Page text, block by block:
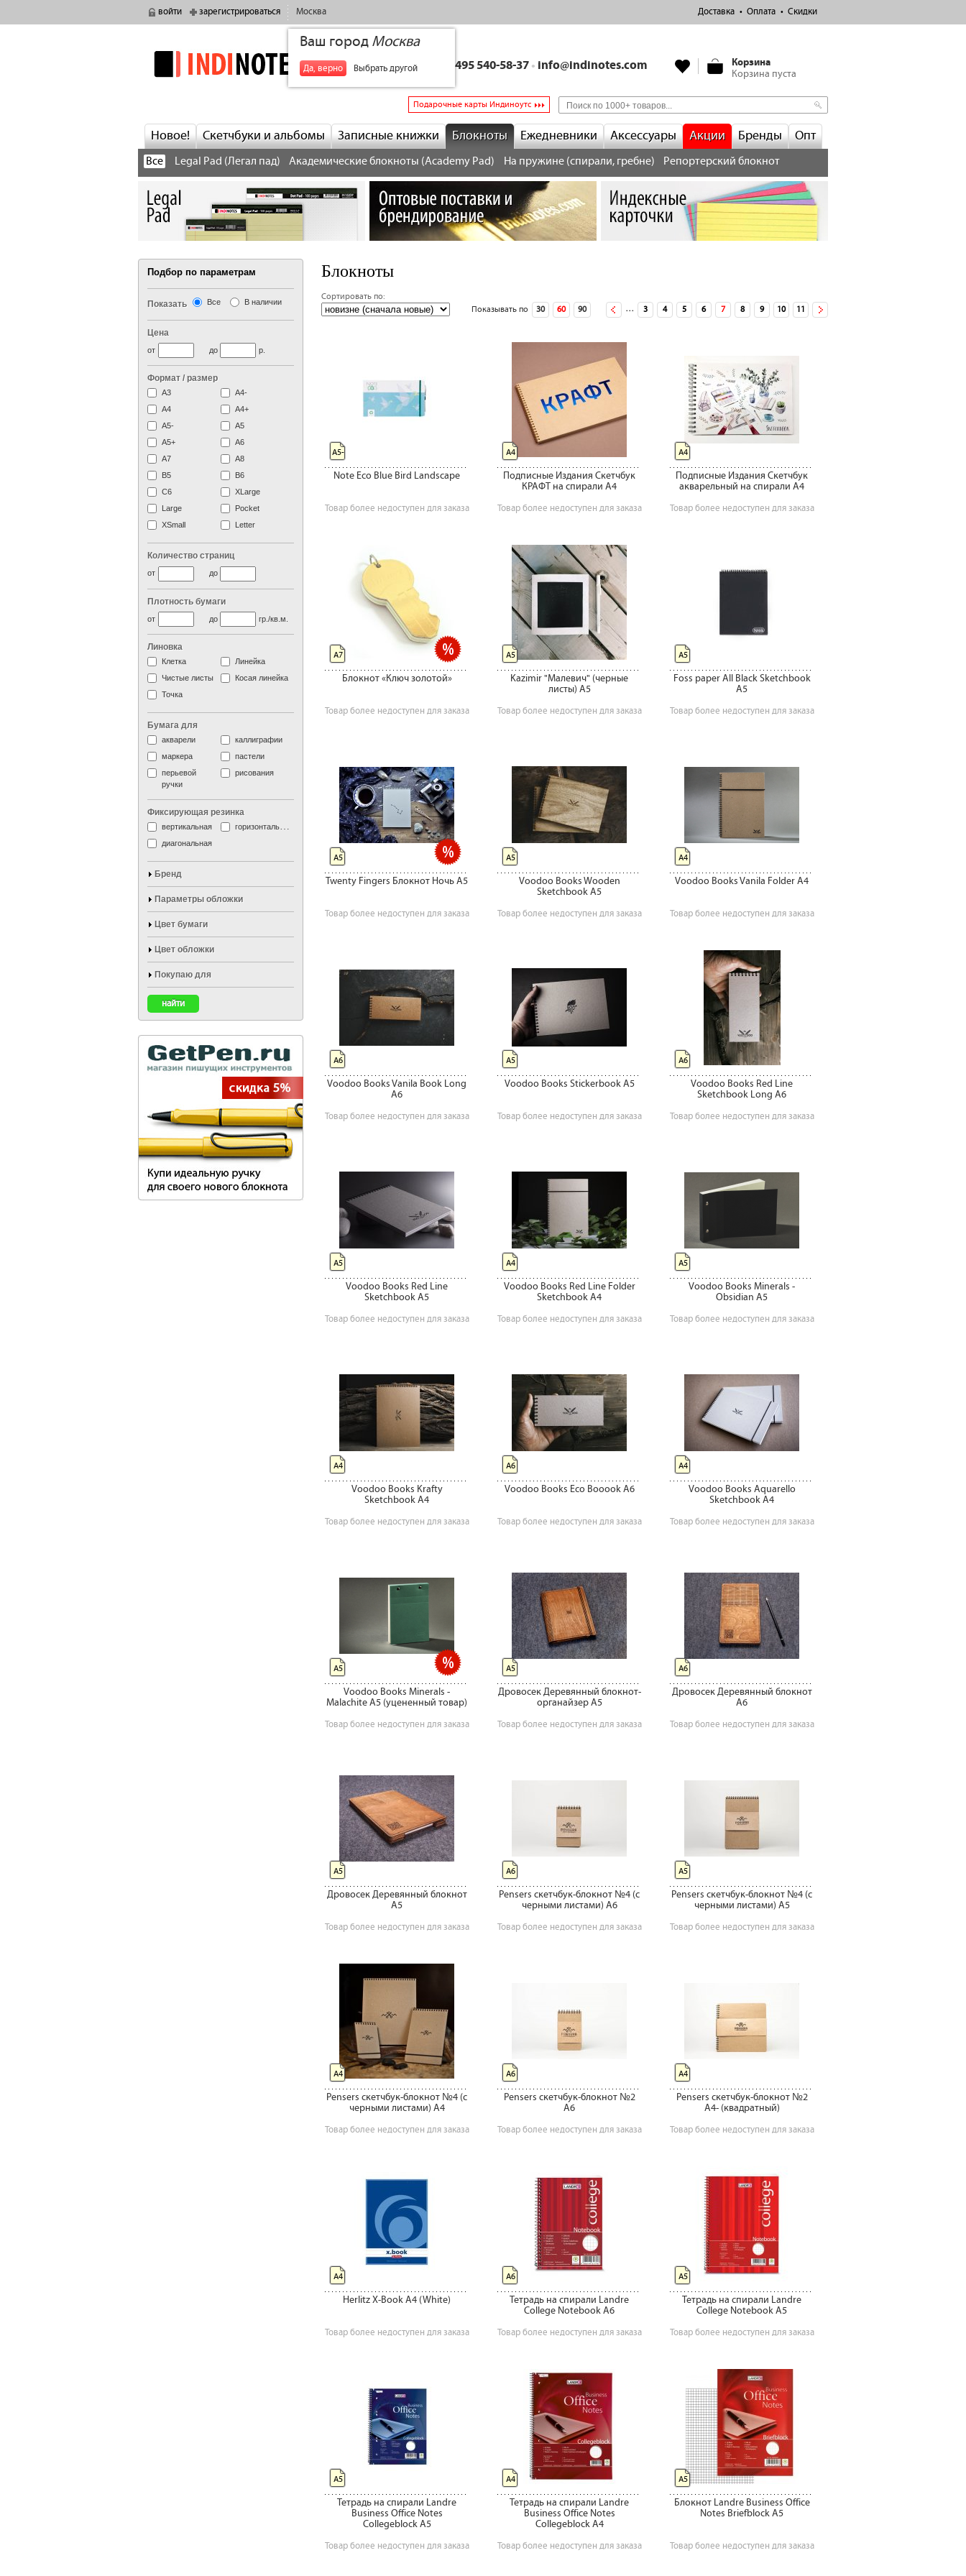
войти зарегистрироваться Москва
Ваш город Москва
Да, верно Выбрать другой
Доставка Оплата Скидки
indinotes
Корзина
Корзина пуста
+7 495 540-58-37 • info@indinotes.com
Подарочные карты Индиноутс
Новое! Скетчбуки и альбомы Записные книжки Блокноты Ежедневники Аксессуары Акции Бренды Опт
Все Legal Pad (Легал пад) Академические блокноты (Academy Pad) На пружине (спирали, гребне) Репортерский блокнот
Блокноты
Сортировать по:
Показывать по
30 60 90
‹ предыдущая … 3 4 5 6 7 8 9 10 11
следующая ›
Note Eco Blue Bird Landscape
Товар более недоступен для заказа
А5-
Подписные Издания Скетчбук
КРАФТ на спирали А4
Товар более недоступен для заказа
А4
Подписные Издания Скетчбук
акварельный на спирали А4
Товар более недоступен для заказа
А4
Блокнот «Ключ золотой»
Товар более недоступен для заказа
А7
Kazimir "Малевич" (черные
листы) А5
Товар более недоступен для заказа
А5
Foss paper All Black Sketchbook
A5
Товар более недоступен для заказа
А5
Twenty Fingers Блокнот Ночь А5
Товар более недоступен для заказа
А5
Voodoo Books Wooden
Sketchbook A5
Товар более недоступен для заказа
А5
Voodoo Books Vanila Folder A4
Товар более недоступен для заказа
А4
Voodoo Books Vanila Book Long
А6
Товар более недоступен для заказа
А6
Voodoo Books Stickerbook A5
Товар более недоступен для заказа
А5
Voodoo Books Red Line
Sketchbook Long A6
Товар более недоступен для заказа
А6
Voodoo Books Red Line
Sketchbook A5
Товар более недоступен для заказа
А5
Voodoo Books Red Line Folder
Sketchbook A4
Товар более недоступен для заказа
А4
Voodoo Books Minerals -
Obsidian А5
Товар более недоступен для заказа
А5
Voodoo Books Krafty
Sketchbook A4
Товар более недоступен для заказа
А4
Voodoo Books Eco Booook A6
Товар более недоступен для заказа
А6
Voodoo Books Aquarello
Sketchbook A4
Товар более недоступен для заказа
А4
Voodoo Books Minerals -
Malachite А5 (уцененный товар)
Товар более недоступен для заказа
А5
Дровосек Деревянный блокнот-
органайзер A5
Товар более недоступен для заказа
А5
Дровосек Деревянный блокнот
A6
Товар более недоступен для заказа
А6
Дровосек Деревянный блокнот
A5
Товар более недоступен для заказа
А5
Pensers скетчбук-блокнот №4 (с
черными листами) A6
Товар более недоступен для заказа
А6
Pensers скетчбук-блокнот №4 (с
черными листами) A5
Товар более недоступен для заказа
А5
Pensers скетчбук-блокнот №4 (с
черными листами) A4
Товар более недоступен для заказа
А4
Pensers скетчбук-блокнот №2
A6
Товар более недоступен для заказа
А6
Pensers скетчбук-блокнот №2
A4- (квадратный)
Товар более недоступен для заказа
А4
Herlitz X-Book A4 (White)
Товар более недоступен для заказа
А4
Тетрадь на спирали Landre
College Notebook А6
Товар более недоступен для заказа
А6
Тетрадь на спирали Landre
College Notebook А5
Товар более недоступен для заказа
А5
Тетрадь на спирали Landre
Business Office Notes
Collegeblock А5
Товар более недоступен для заказа
А5
Тетрадь на спирали Landre
Business Office Notes
Collegeblock А4
Товар более недоступен для заказа
А4
Блокнот Landre Business Office
Notes Briefblock А5
Товар более недоступен для заказа
А5
Подбор по параметрам
Показать Все В наличии
Цена
до
от р.
Формат / размер
А3
А4-
А4
A4+
А5-
А5
A5+
А6
А7
A8
B5
B6
C6
XLarge
Large
Pocket
XSmall
Letter
Количество страниц
до
от
Плотность бумаги
до
от гр./кв.м.
Линовка
Клетка
Линейка
Чистые листы
Косая линейка
Точка
Бумага для
акварели
каллиграфии
маркера
пастели
перьевой
ручки
рисования
Фиксирующая резинка
вертикальная
горизонтальная
диагональная
Бренд
Параметры обложки
Цвет бумаги
Цвет обложки
Покупаю для